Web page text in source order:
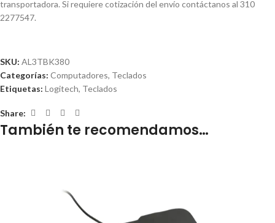
transportadora. Si requiere cotización del envío contáctanos al 310
2277547.
SKU: AL3TBK380
Categorías: Computadores, Teclados
Etiquetas: Logitech, Teclados
Share:
También te recomendamos…